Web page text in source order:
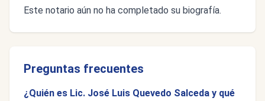
Este notario aún no ha completado su biografía.
Preguntas frecuentes
¿Quién es Lic. José Luis Quevedo Salceda y qué